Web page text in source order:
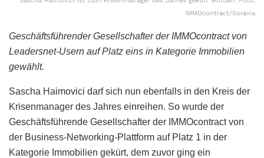
IMMOcontract/Soravia
Geschäftsführender Gesellschafter der IMMOcontract von
Leadersnet-Usern auf Platz eins in Kategorie Immobilien
gewählt.
Sascha Haimovici darf sich nun ebenfalls in den Kreis der
Krisenmanager des Jahres einreihen. So wurde der
Geschäftsführende Gesellschafter der IMMOcontract von
der Business-Networking-Plattform auf Platz 1 in der
Kategorie Immobilien gekürt, dem zuvor ging ein